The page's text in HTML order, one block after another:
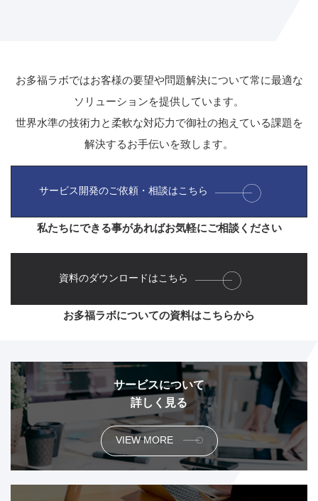
お多福ラボではお客様の要望や問題解決について常に最適な
ソリューションを提供しています。
世界水準の技術力と柔軟な対応力で御社の抱えている課題を
解決するお手伝いを致します。
サービス開発のご依頼・相談はこちら
私たちにできる事があればお気軽にご相談ください
資料のダウンロードはこちら
お多福ラボについての資料はこちらから
サービスについて
詳しく見る
VIEW MORE